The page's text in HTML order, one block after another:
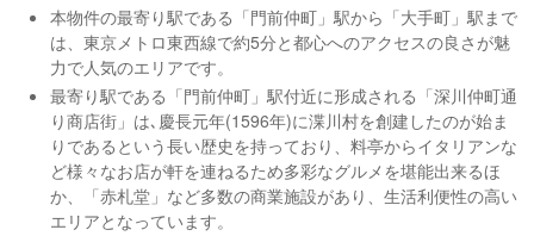
本物件の最寄り駅である「門前仲町」駅から「大手町」駅まで
は、東京メトロ東西線で約5分と都心へのアクセスの良さが魅
力で人気のエリアです。
最寄り駅である「門前仲町」駅付近に形成される「深川仲町通
り商店街」は､慶長元年(1596年)に渫川村を創建したのが始ま
りであるという長い歴史を持っており、料亭からイタリアンな
ど様々なお店が軒を連ねるため多彩なグルメを堪能出来るほ
か、「赤札堂」など多数の商業施設があり、生活利便性の高い
エリアとなっています。